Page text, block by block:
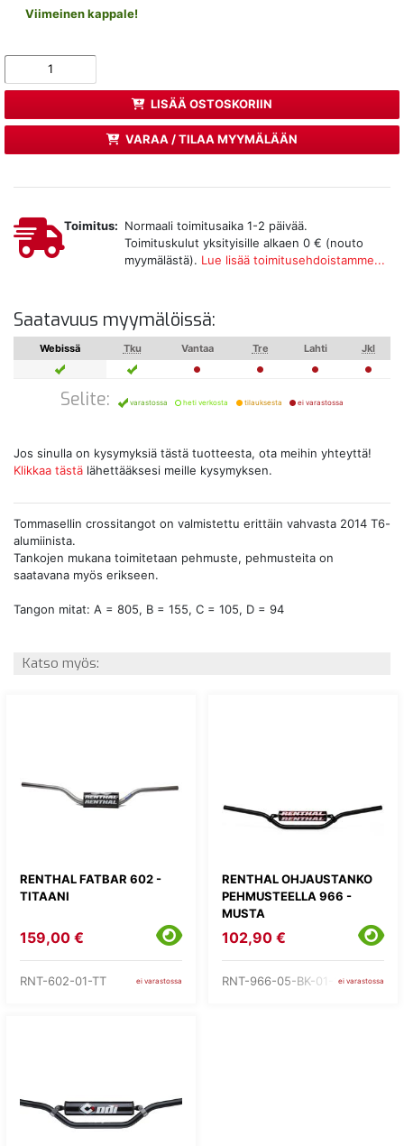
Viimeinen kappale!
LISÄÄ OSTOSKORIIN
VARAA / TILAA MYYMÄLÄÄN
Toimitus: Normaali toimitusaika 1-2 päivää.
Toimituskulut yksityisille alkaen 0 € (nouto
myymälästä). Lue lisää toimitusehdoistamme...
Saatavuus myymälöissä:
Webissä Tku Vantaa Tre Lahti Jkl
Selite: varastossa heti verkosta tilauksesta ei varastossa
Jos sinulla on kysymyksiä tästä tuotteesta, ota meihin yhteyttä!
Klikkaa tästä lähettääksesi meille kysymyksen.
Tommasellin crossitangot on valmistettu erittäin vahvasta 2014 T6-
alumiinista.
Tankojen mukana toimitetaan pehmuste, pehmusteita on
saatavana myös erikseen.
Tangon mitat: A = 805, B = 155, C = 105, D = 94
Katso myös:
RENTHAL FATBAR 602 -
TITAANI
159,00 €
RNT-602-01-TT ei varastossa
RENTHAL OHJAUSTANKO
PEHMUSTEELLA 966 -
MUSTA
102,90 €
RNT-966-05-BK-01-185ei varastossa